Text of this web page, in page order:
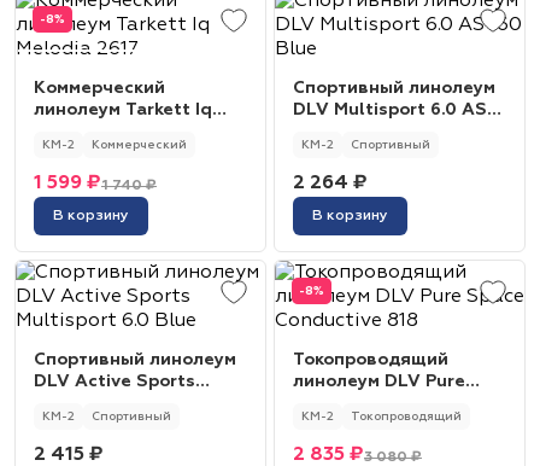
-8%
Коммерческий
линолеум Tarkett Iq
КМ-2 Коммерческий
1 740 ₽
1 599 ₽
В корзину
Спортивный линолеум
DLV Multisport 6.0 AS
КМ-2 Спортивный
2 264 ₽
В корзину
Спортивный линолеум
DLV Active Sports
КМ-2 Спортивный
2 415 ₽
-8%
Токопроводящий
линолеум DLV Pure
КМ-2 Токопроводящий
3 080 ₽
2 835 ₽